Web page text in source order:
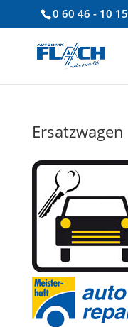
0 60 46 - 10 15
Ersatzwagen